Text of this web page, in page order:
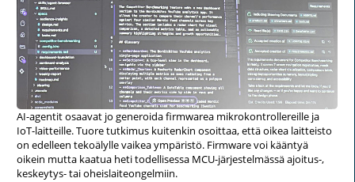
AI-agentit osaavat jo generoida firmwarea mikrokontrollereille ja
IoT-laitteille. Tuore tutkimus kuitenkin osoittaa, että oikea laitteisto
on edelleen tekoälylle vaikea ympäristö. Firmware voi kääntyä
oikein mutta kaatua heti todellisessa MCU-järjestelmässä ajoitus-,
keskeytys- tai oheislaiteongelmiin.